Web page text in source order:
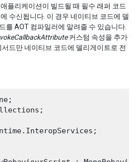
플리케이션이 빌드될 때 필수 래퍼 코드
수신됩니다. 이 경우 네이티브 코드에 델
를 AOT 컴파일러에 알려줄 수 있습니다.
커스텀 속성을 추가
드만 네이티브 코드에 델리게이트로 전